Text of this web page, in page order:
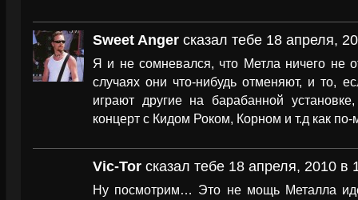
Sweet Anger сказал тебе 18 апреля,
Я и не сомневался, что Метла ничего не
случаях они что-нибудь отменяют, и то,
играют другие на барабанной
концерт с Кидом Роком, Корном и т.д как по-
Vic-Tor сказал тебе 18 апреля, 2010 в
Ну посмотрим… Это не мощь Металла